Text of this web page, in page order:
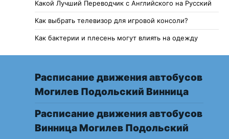
Какой Лучший Переводчик с Английского на Русский
Как выбрать телевизор для игровой консоли?
Как бактерии и плесень могут влиять на одежду
Расписание движения автобусов
Могилев Подольский Винница
Расписание движения автобусов
Винница Могилев Подольский